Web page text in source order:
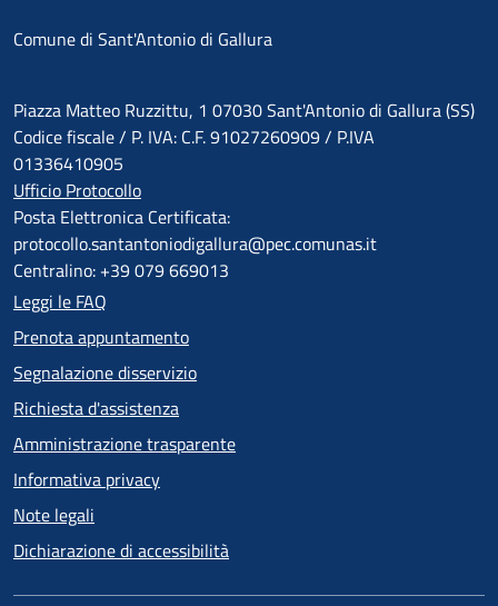
Comune di Sant'Antonio di Gallura
Piazza Matteo Ruzzittu, 1 07030 Sant'Antonio di Gallura (SS)
Codice fiscale / P. IVA: C.F. 91027260909 / P.IVA
01336410905
Ufficio Protocollo
Posta Elettronica Certificata:
protocollo.santantoniodigallura@pec.comunas.it
Centralino: +39 079 669013
Leggi le FAQ
Prenota appuntamento
Segnalazione disservizio
Richiesta d'assistenza
Amministrazione trasparente
Informativa privacy
Note legali
Dichiarazione di accessibilità